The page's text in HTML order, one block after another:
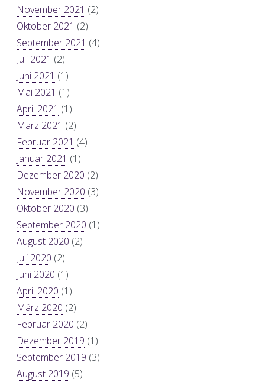
November 2021 (2)
Oktober 2021 (2)
September 2021 (4)
Juli 2021 (2)
Juni 2021 (1)
Mai 2021 (1)
April 2021 (1)
März 2021 (2)
Februar 2021 (4)
Januar 2021 (1)
Dezember 2020 (2)
November 2020 (3)
Oktober 2020 (3)
September 2020 (1)
August 2020 (2)
Juli 2020 (2)
Juni 2020 (1)
April 2020 (1)
März 2020 (2)
Februar 2020 (2)
Dezember 2019 (1)
September 2019 (3)
August 2019 (5)